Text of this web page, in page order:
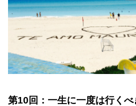
第10回：一生に一度は行く